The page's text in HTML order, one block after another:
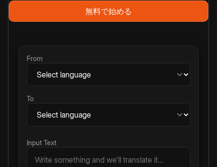
無料で始める
From
To
Input Text